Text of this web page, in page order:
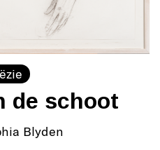
de schoot
Blyden